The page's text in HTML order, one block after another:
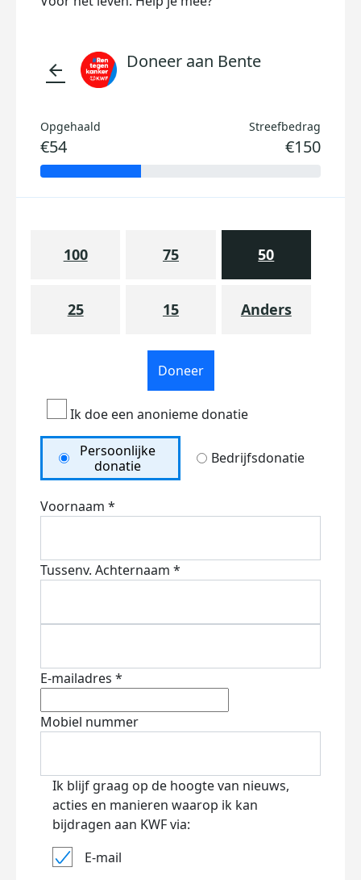
arrow_back Doneer aan Bente
Opgehaald
€54
Streefbedrag
€150
100 75 50
25 15 Anders
Doneer
Ik doe een anonieme donatie
Persoonlijke
donatie
Bedrijfsdonatie
Voornaam *
Tussenv. Achternaam *
E-mailadres *
Mobiel nummer
Ik blijf graag op de hoogte van nieuws,
acties en manieren waarop ik kan
bijdragen aan KWF via:
E-mail